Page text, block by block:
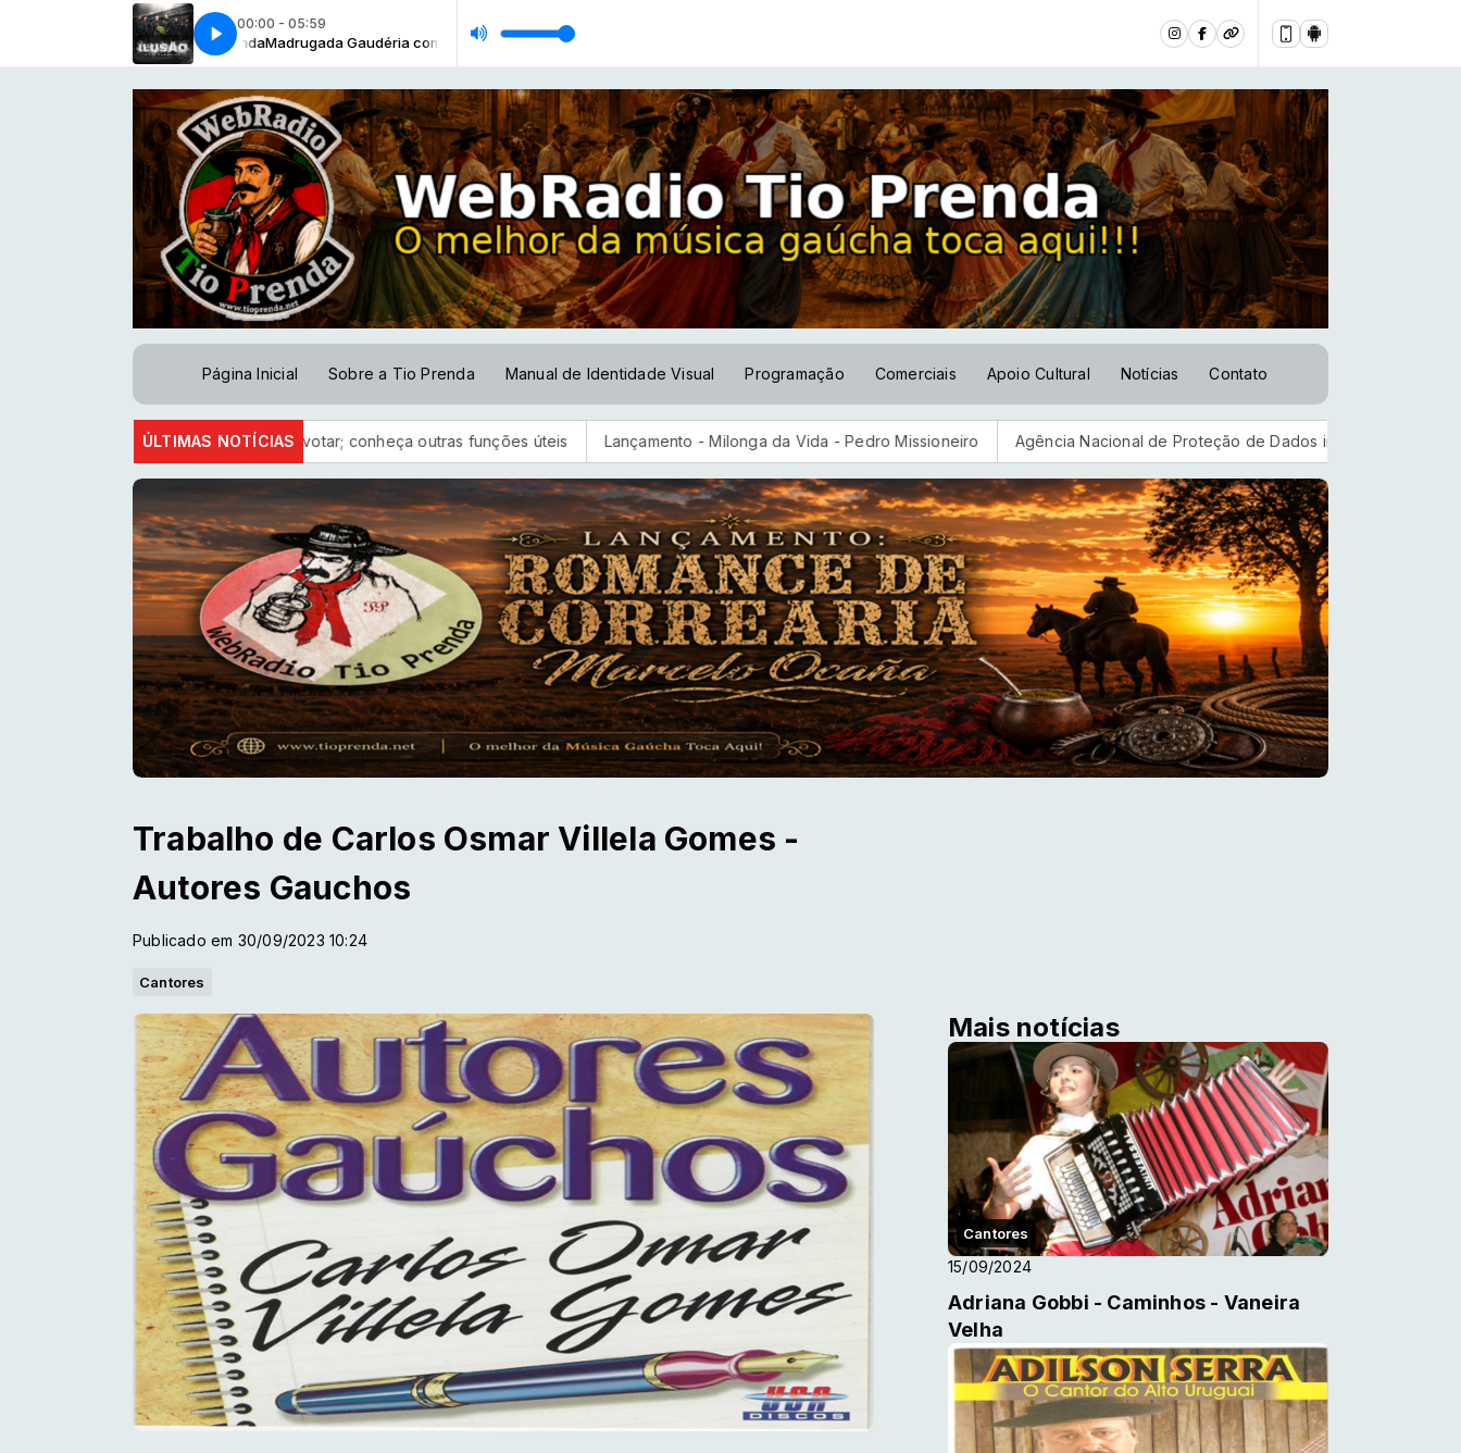
00:00 - 05:59
Gaudéria com Tio PrendaMadrugada Gaudéria com Tio Prenda
Da Liberdade [Cleiber Rocha]Vozes Da Liberdade [Cleiber Rocha]
Página Inicial Sobre a Tio Prenda Manual de Identidade Visual Programação Comerciais Apoio Cultural Notícias Contato
ÚLTIMAS NOTÍCIAS
como documento para votar; conheça outras funções úteis Lançamento - Milonga da Vida - Pedro Missioneiro Agência Nacional de Proteção de Dados investiga plataforma Discord
Trabalho de Carlos Osmar Villela Gomes -
Autores Gauchos
Publicado em 30/09/2023 10:24
Cantores
Mais notícias
Cantores
15/09/2024
Adriana Gobbi - Caminhos - Vaneira
Velha